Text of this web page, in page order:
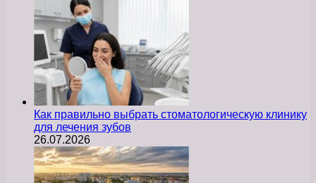
Как правильно выбрать стоматологическую клинику
для лечения зубов
26.07.2026